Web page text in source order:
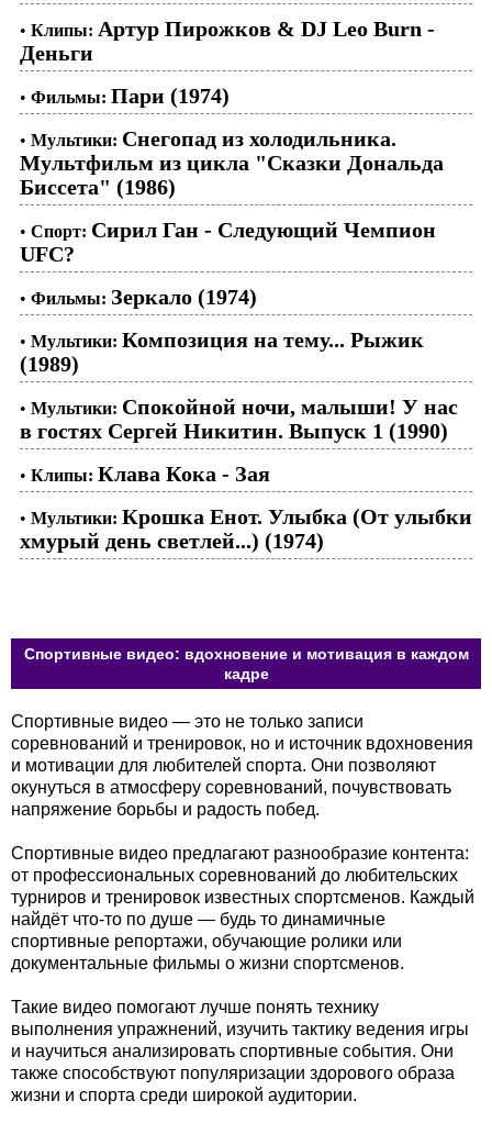
• Клипы: Артур Пирожков & DJ Leo Burn -
Деньги
• Фильмы: Пари (1974)
• Мультики: Снегопад из холодильника.
Мультфильм из цикла "Сказки Дональда
Биссета" (1986)
• Спорт: Сирил Ган - Следующий Чемпион
UFC?
• Фильмы: Зеркало (1974)
• Мультики: Композиция на тему... Рыжик
(1989)
• Мультики: Спокойной ночи, малыши! У нас
в гостях Сергей Никитин. Выпуск 1 (1990)
• Клипы: Клава Кока - Зая
• Мультики: Крошка Енот. Улыбка (От улыбки
хмурый день светлей...) (1974)
Спортивные видео: вдохновение и мотивация в каждом
кадре
Спортивные видео — это не только записи
соревнований и тренировок, но и источник вдохновения
и мотивации для любителей спорта. Они позволяют
окунуться в атмосферу соревнований, почувствовать
напряжение борьбы и радость побед.
Спортивные видео предлагают разнообразие контента:
от профессиональных соревнований до любительских
турниров и тренировок известных спортсменов. Каждый
найдёт что-то по душе — будь то динамичные
спортивные репортажи, обучающие ролики или
документальные фильмы о жизни спортсменов.
Такие видео помогают лучше понять технику
выполнения упражнений, изучить тактику ведения игры
и научиться анализировать спортивные события. Они
также способствуют популяризации здорового образа
жизни и спорта среди широкой аудитории.